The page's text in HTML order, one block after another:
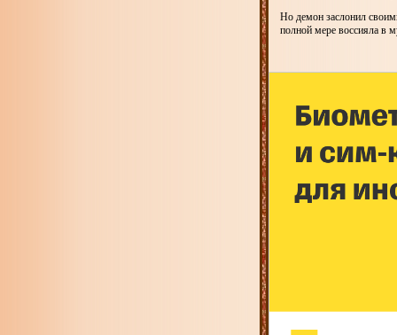
Но демон заслонил
полной мере воссияла в